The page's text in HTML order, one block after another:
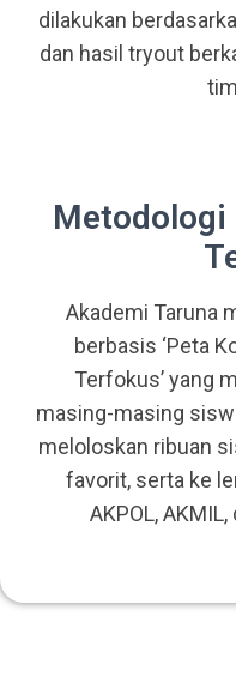
dilakukan
dan hasil tryout
Metodologi
Akademi Taruna
berbasis ‘Peta
Terfokus’ yang
masing-masing
meloloskan ribuan
favorit, serta ke
AKPOL,